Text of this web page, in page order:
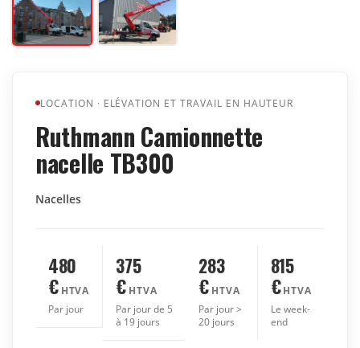
LOCATION · ELÉVATION ET TRAVAIL EN HAUTEUR
Ruthmann Camionnette
nacelle TB300
Nacelles
480
€ HTVA
Par jour
375
€ HTVA
Par jour de 5
à 19 jours
283
€ HTVA
Par jour >
20 jours
815
€ HTVA
Le week-
end